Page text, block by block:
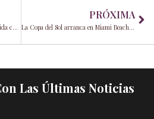
Una demanda interpuesta por Florida contra OpenAI plantea nuevas preguntas sobre la seguridad y la responsabilidad de la IA
PRÓXIMA
La Copa del Sol arranca en Miami Beach y dan comienzo las celebraciones del Mundial de la FIFA 2026
Las Últimas Noticias